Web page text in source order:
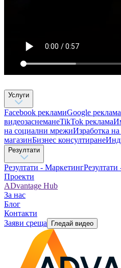
Услуги
Facebook рекламиGoogle реклама
видеозаснеманеTikTok рекламa
на социални мрежиИзработка на
магазинБизнес консултиране​
Резултати
Резултати - МаркетингРезултати
Проекти
ADvantage Hub
За нас
Блог
Контакти
Заяви среща
Гледай видео